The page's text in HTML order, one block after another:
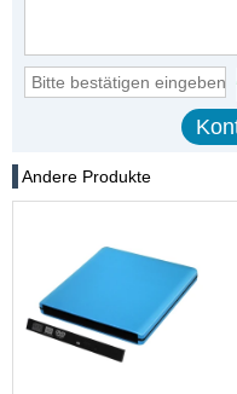
Andere Produkte